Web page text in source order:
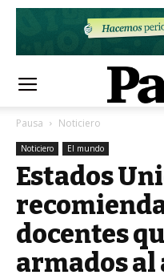
Pausa Noticiero
Noticiero El mundo
Estados
docentes
armados al